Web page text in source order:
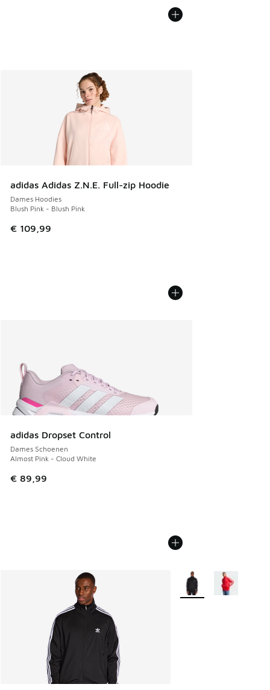
adidas Adidas Z.N.E. Full-zip Hoodie
Dames Hoodies
Blush Pink - Blush Pink
€ 109,99
adidas Dropset Control
Dames Schoenen
Almost Pink - Cloud White
€ 89,99
Meer kleuren